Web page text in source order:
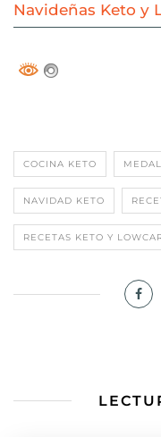
Navideñas Keto y
COCINA KETO
NAVIDAD KETO
RECETAS KETO Y